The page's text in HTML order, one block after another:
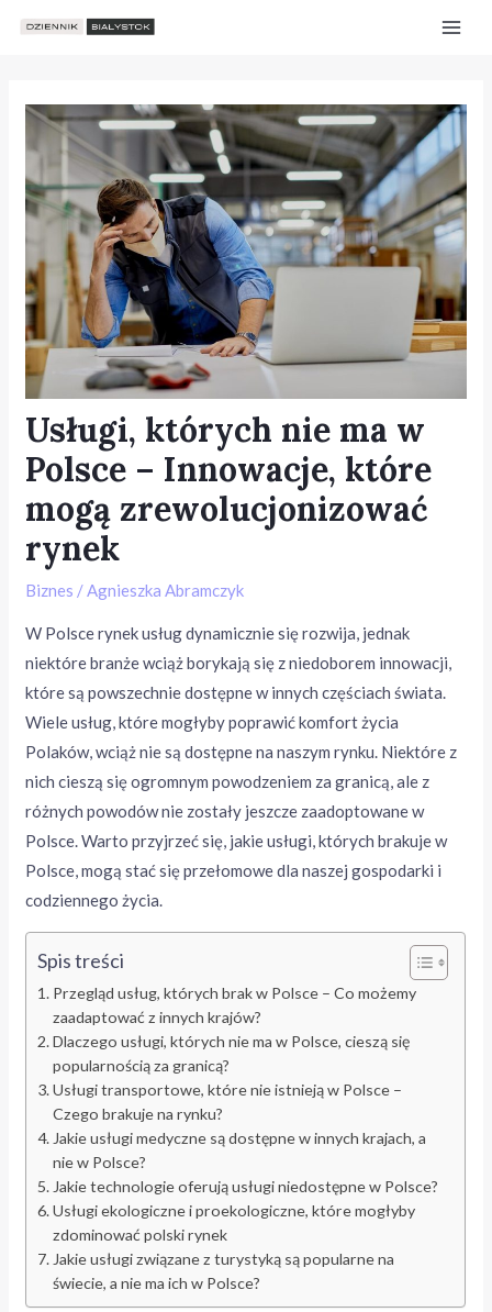
Main
Usługi, których nie ma w
Polsce – Innowacje, które
mogą zrewolucjonizować
rynek
Biznes /Agnieszka Abramczyk
W Polsce rynek usług dynamicznie się rozwija, jednak
niektóre branże wciąż borykają się z niedoborem innowacji,
które są powszechnie dostępne w innych częściach świata.
Wiele usług, które mogłyby poprawić komfort życia
Polaków, wciąż nie są dostępne na naszym rynku. Niektóre z
nich cieszą się ogromnym powodzeniem za granicą, ale z
różnych powodów nie zostały jeszcze zaadoptowane w
Polsce. Warto przyjrzeć się, jakie usługi, których brakuje w
Polsce, mogą stać się przełomowe dla naszej gospodarki i
codziennego życia.
Spis treści
Przegląd usług, których brak w Polsce – Co możemy
zaadaptować z innych krajów?
Dlaczego usługi, których nie ma w Polsce, cieszą się
popularnością za granicą?
Usługi transportowe, które nie istnieją w Polsce –
Czego brakuje na rynku?
Jakie usługi medyczne są dostępne w innych krajach, a
nie w Polsce?
Jakie technologie oferują usługi niedostępne w Polsce?
Usługi ekologiczne i proekologiczne, które mogłyby
zdominować polski rynek
Jakie usługi związane z turystyką są popularne na
świecie, a nie ma ich w Polsce?